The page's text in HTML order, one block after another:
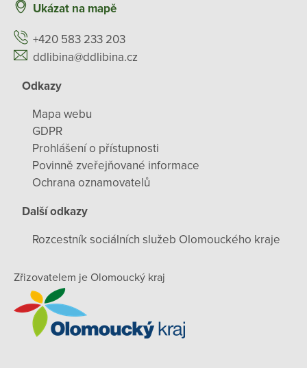
Ukázat na mapě
+420 583 233 203
ddlibina@ddlibina.cz
Odkazy
Mapa webu
GDPR
Prohlášení o přístupnosti
Povinně zveřejňované informace
Ochrana oznamovatelů
Další odkazy
Rozcestník sociálních služeb Olomouckého kraje
Zřizovatelem je Olomoucký kraj